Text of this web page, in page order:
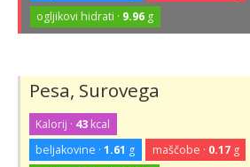
ogljikovi hidrati · 9.96 g
Pesa, Surovega
Kalorij · 43 kcal
beljakovine ·1.61 g maščobe · 0.17g